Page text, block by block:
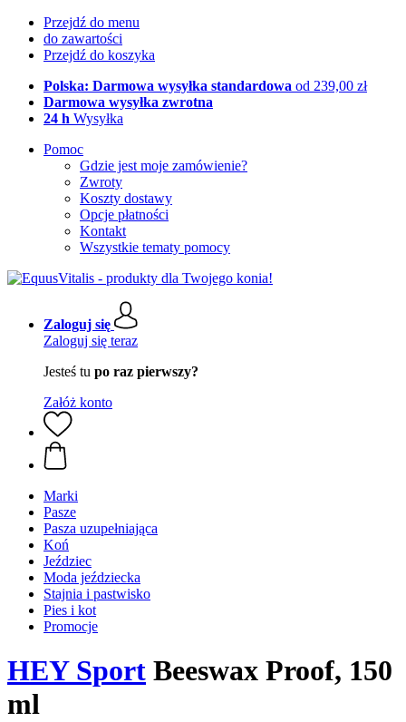
Przejdź do menu
do zawartości
Przejdź do koszyka
Polska: Darmowa wysyłka standardowa od 239,00 zł
Darmowa wysyłka zwrotna
24 h Wysyłka
Pomoc
Gdzie jest moje zamówienie?
Zwroty
Koszty dostawy
Opcje płatności
Kontakt
Wszystkie tematy pomocy
Zaloguj się
Zaloguj się teraz
Jesteś tu po raz pierwszy?
Załóż konto
Marki
Pasze
Pasza uzupełniająca
Koń
Jeździec
Moda jeździecka
Stajnia i pastwisko
Pies i kot
Promocje
HEY Sport Beeswax Proof, 150
ml